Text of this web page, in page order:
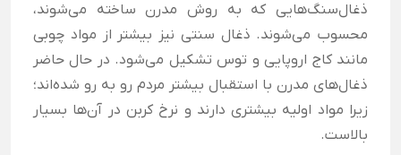
ذغال‌سنگ‌هایی که به روش مدرن ساخته می‌شوند،
محسوب می‌شوند. ذغال سنتی نیز بیشتر از مواد چوبی
مانند کاج اروپایی و توس تشکیل می‌شود. در حال حاضر
ذغال‌های مدرن با استقبال بیشتر مردم رو به رو شده‌اند؛
زیرا مواد اولیه بیشتری دارند و نرخ کربن در آن‌ها بسیار
بالاست.